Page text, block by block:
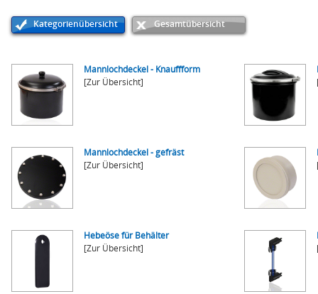
Kategorienübersicht Gesamtübersicht
Mannlochdeckel - Knauffform
[Zur Übersicht]
Mannlochdeckel - gefräst
[Zur Übersicht]
Hebeöse für Behälter
[Zur Übersicht]